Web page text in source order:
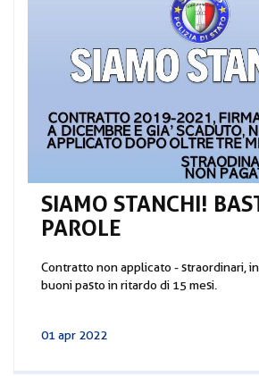
SIAMO STANCHI!
PAROLE
Contratto non applicato - straordinari,
buoni pasto in ritardo di 15 mesi.
01 apr 2022